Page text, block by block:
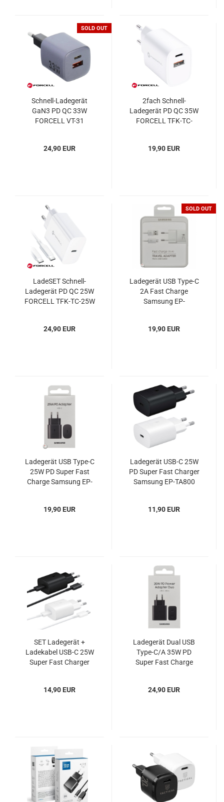
SOLD OUT
Schnell-Ladegerät
GaN3 PD QC 33W
FORCELL VT-31
24,90 EUR
2fach Schnell-
Ladegerät PD QC 35W
FORCELL TFK-TC-
19,90 EUR
LadeSET Schnell-
Ladegerät PD QC 25W
FORCELL TFK-TC-25W
24,90 EUR
SOLD OUT
Ladegerät USB Type-C
2A Fast Charge
Samsung EP-
19,90 EUR
Ladegerät USB Type-C
25W PD Super Fast
Charge Samsung EP-
19,90 EUR
Ladegerät USB-C 25W
PD Super Fast Charger
Samsung EP-TA800
11,90 EUR
SET Ladegerät +
Ladekabel USB-C 25W
Super Fast Charger
14,90 EUR
Ladegerät Dual USB
Type-C/A 35W PD
Super Fast Charge
24,90 EUR